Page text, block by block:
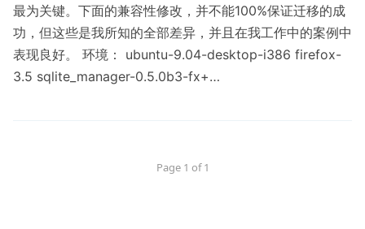
最为关键。下面的兼容性修改，并不能100%保证迁移的成
功，但这些是我所知的全部差异，并且在我工作中的案例中
表现良好。 环境： ubuntu-9.04-desktop-i386 firefox-
3.5 sqlite_manager-0.5.0b3-fx+…
Page 1 of 1